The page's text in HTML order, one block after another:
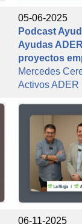
05-06-2025
Podcast
Ayudas
proyectos
Mercedes
Activos ADER
06-11-2025